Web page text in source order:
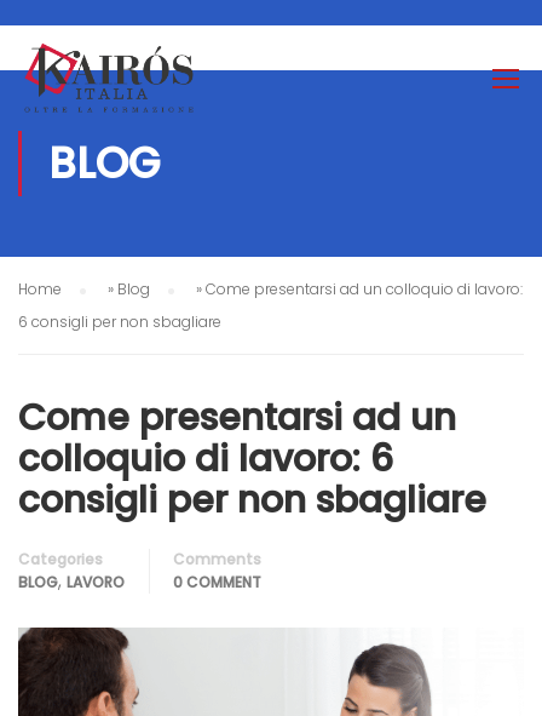
BLOG
Home » Blog »Come presentarsi ad un colloquio di lavoro:
6 consigli per non sbagliare
Come presentarsi ad un
colloquio di lavoro: 6
consigli per non sbagliare
Categories
BLOG, LAVORO
Comments
0 COMMENT